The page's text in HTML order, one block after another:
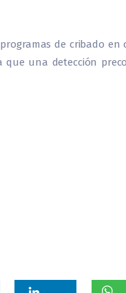
de cribado
que una detección